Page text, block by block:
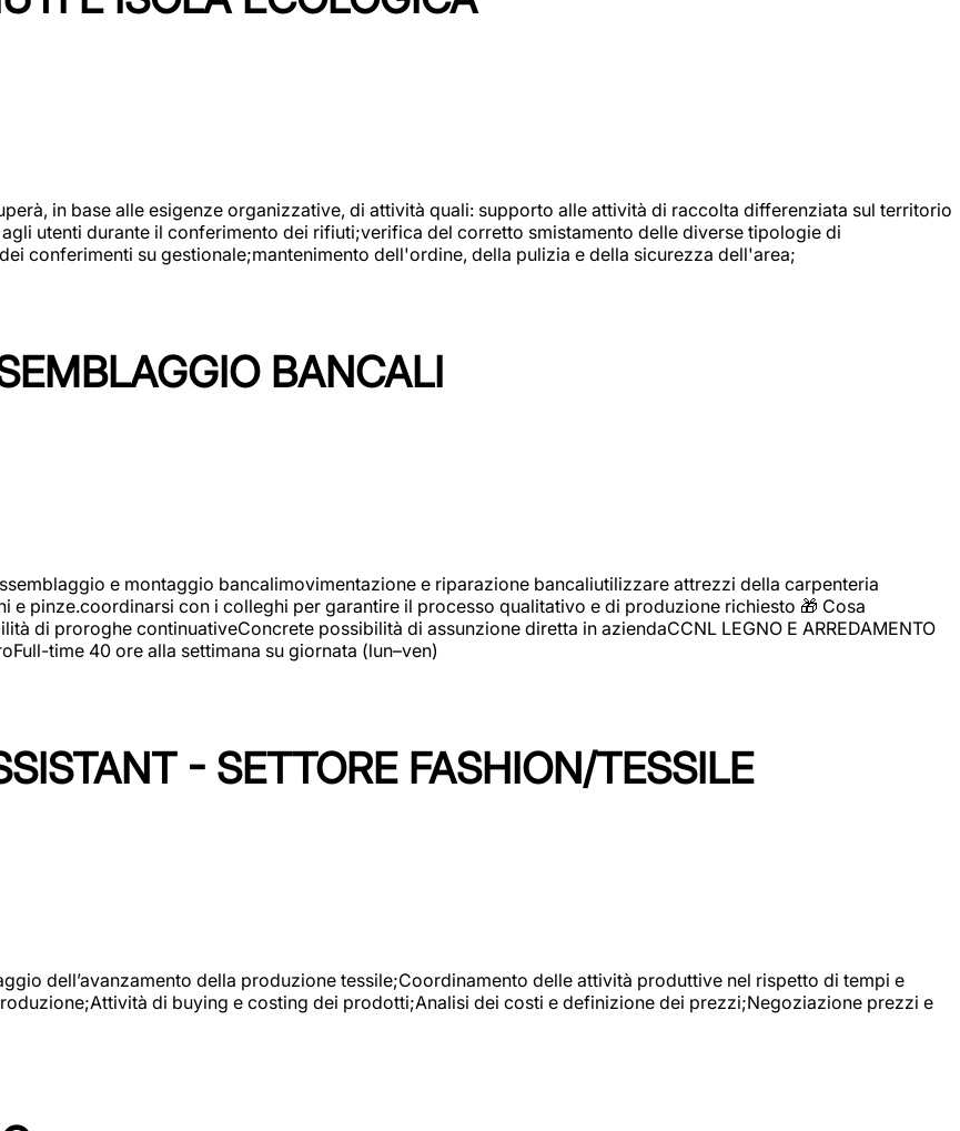
in base alle esigenze organizzative, di attività quali: supporto alle attività di raccolta differenziata sul territorio
utenti durante il conferimento dei rifiuti;verifica del corretto smistamento delle diverse tipologie di
conferimenti su gestionale;mantenimento dell'ordine, della pulizia e della sicurezza dell'area;
BANCALI
e montaggio bancalimovimentazione e riparazione bancaliutilizzare attrezzi della carpenteria
pinze.coordinarsi con i colleghi per garantire il processo qualitativo e di produzione richiesto 🎁 Cosa
di proroghe continuativeConcrete possibilità di assunzione diretta in aziendaCCNL LEGNO E ARREDAMENTO
time 40 ore alla settimana su giornata (lun–ven)
- SETTORE FASHION/TESSILE
dell’avanzamento della produzione tessile;Coordinamento delle attività produttive nel rispetto di tempi e
di buying e costing dei prodotti;Analisi dei costi e definizione dei prezzi;Negoziazione prezzi e